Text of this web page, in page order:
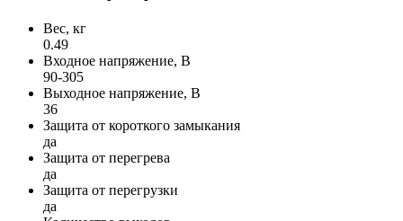
Вес, кг
0.49
Входное напряжение, В
90-305
Выходное напряжение, В
36
Защита от короткого замыкания
да
Защита от перегрева
да
Защита от перегрузки
да